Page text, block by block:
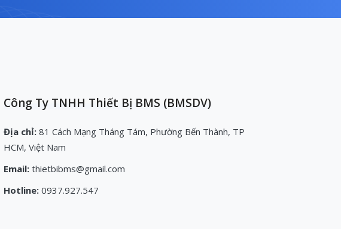
Công Ty TNHH Thiết Bị BMS (BMSDV)
Địa chỉ: 81 Cách Mạng Tháng Tám, Phường Bến Thành, TP
HCM, Việt Nam
Email: thietbibms@gmail.com
Hotline: 0937.927.547